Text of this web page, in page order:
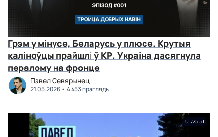
Грэм у мінусе, Беларусь у плюсе. Крутыя
каліноўцы прайшлі ў КР. Украіна дасягнула
пералому на фронце
Павел Севярынец
21.05.2026 4 453 прагляды
01:25:51